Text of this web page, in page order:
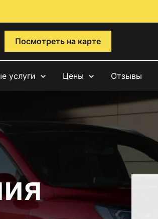
Посмотреть на карте
услуги Цены Отзывы